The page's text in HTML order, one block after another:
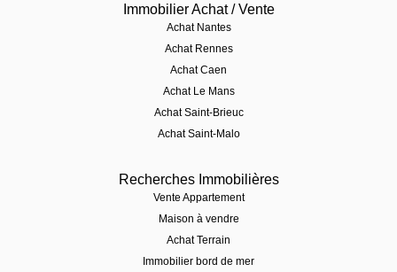
Immobilier Achat / Vente
Achat Nantes
Achat Rennes
Achat Caen
Achat Le Mans
Achat Saint-Brieuc
Achat Saint-Malo
Recherches Immobilières
Vente Appartement
Maison à vendre
Achat Terrain
Immobilier bord de mer